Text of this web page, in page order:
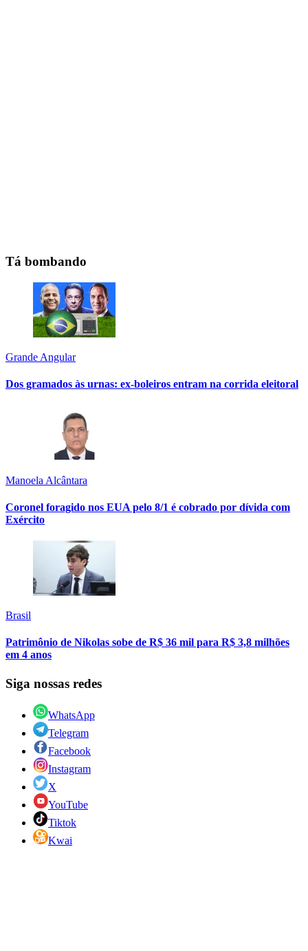
Tá bombando
Grande Angular
Dos gramados às urnas: ex-boleiros entram na corrida eleitoral
Manoela Alcântara
Coronel foragido nos EUA pelo 8/1 é cobrado por dívida com
Exército
Brasil
Patrimônio de Nikolas sobe de R$ 36 mil para R$ 3,8 milhões
em 4 anos
Siga nossas redes
WhatsApp
Telegram
Facebook
Instagram
X
YouTube
Tiktok
Kwai